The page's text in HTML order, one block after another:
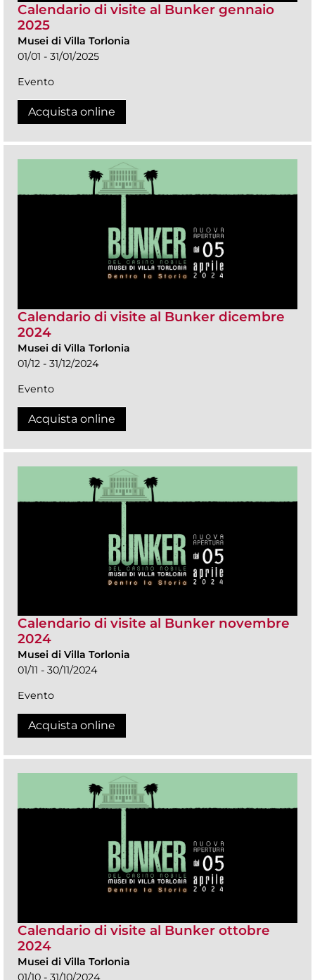
Calendario di visite al Bunker gennaio
2025
Musei di Villa Torlonia
01/01 - 31/01/2025
Evento
Acquista online
Calendario di visite al Bunker dicembre
2024
Musei di Villa Torlonia
01/12 - 31/12/2024
Evento
Acquista online
Calendario di visite al Bunker novembre
2024
Musei di Villa Torlonia
01/11 - 30/11/2024
Evento
Acquista online
Calendario di visite al Bunker ottobre
2024
Musei di Villa Torlonia
01/10 - 31/10/2024